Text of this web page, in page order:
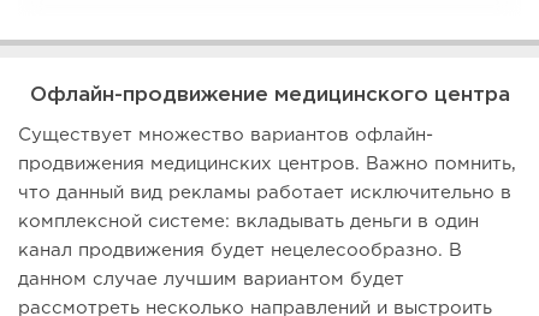
Офлайн-продвижение медицинского центра
Существует множество вариантов офлайн-
продвижения медицинских центров. Важно помнить,
что данный вид рекламы работает исключительно в
комплексной системе: вкладывать деньги в один
канал продвижения будет нецелесообразно. В
данном случае лучшим вариантом будет
рассмотреть несколько направлений и выстроить